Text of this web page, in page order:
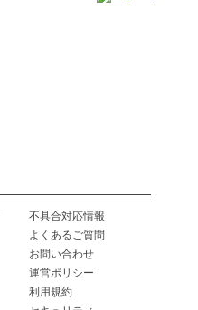
不具合対応情報
よくあるご質問
お問い合わせ
運営ポリシー
利用規約